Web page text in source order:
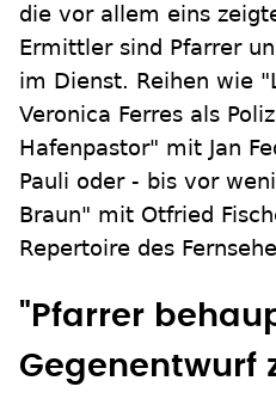
die vor allem eins
Ermittler sind Pfarrer
im Dienst. Reihen wie
Veronica Ferres als
Hafenpastor" mit Jan
Pauli oder - bis vor
Braun" mit Otfried
Repertoire des
"Pfarrer
Gegenentwurf